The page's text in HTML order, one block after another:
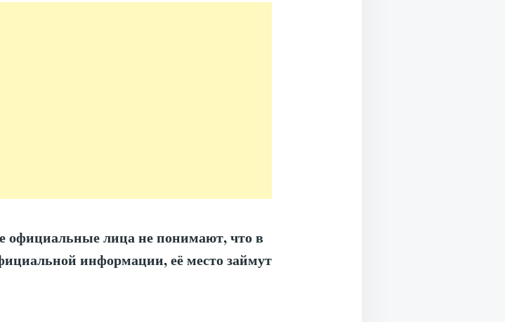
официальные лица не понимают, что в
информации, её место займут